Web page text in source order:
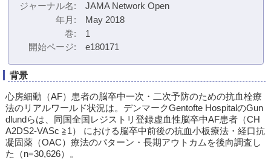
ジャーナル名
JAMA Network Open
年月
May 2018
巻
1
開始ページ
e180171
背景
心房細動（AF）患者の脳卒中一次・二次予防のための抗血栓療
法のリアルワールド状況は。デンマークGentofte HospitalのGun
dlundらは、同国全国レジストリ登録虚血性脳卒中AF患者（CH
A2DS2-VASc ≧1） における脳卒中前後の抗血小板療法・経口抗
凝固薬（OAC）療法のパターン・長期アウトカムを後向調査し
た（n=30,626）。